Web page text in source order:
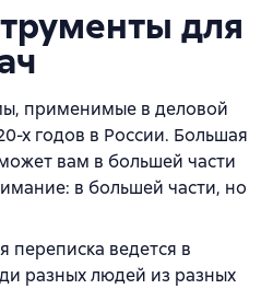
для
применимые в деловой
х годов в России. Большая
вам в большей части
в большей части, но
переписка ведется в
разных людей из разных